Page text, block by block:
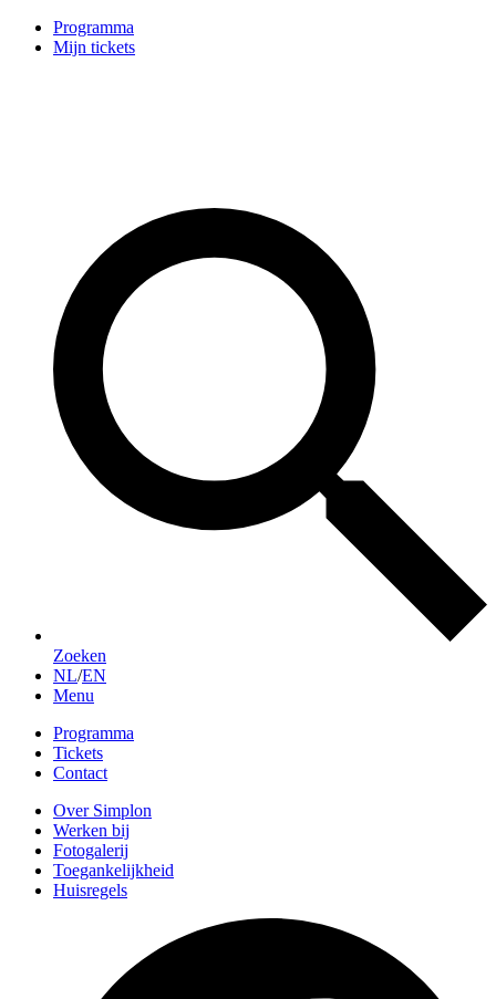
Programma
Mijn tickets
Zoeken
NL/EN
Menu
Programma
Tickets
Contact
Over Simplon
Werken bij
Fotogalerij
Toegankelijkheid
Huisregels